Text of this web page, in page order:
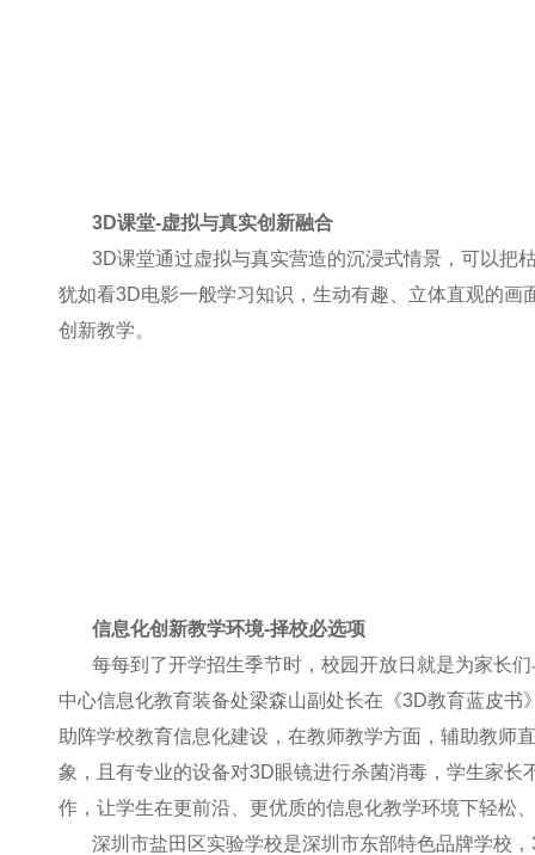
3D课堂-虚拟与真实创新融合
3D课堂通过虚拟与真实营造的沉浸式情景，可以把
犹如看3D电影一般学习知识，生动有趣、立体直观的
创新教学。
信息化创新教学环境-择校必选项
每每到了开学招生季节时，校园开放日就是为家长
中心信息化教育装备处梁森山副处长在《3D教育蓝皮
助阵学校教育信息化建设，在教师教学方面，辅助教师
象，且有专业的设备对3D眼镜进行杀菌消毒，学生家
作，让学生在更前沿、更优质的信息化教学环境下轻松
深圳市盐田区实验学校是深圳市东部特色品牌学校